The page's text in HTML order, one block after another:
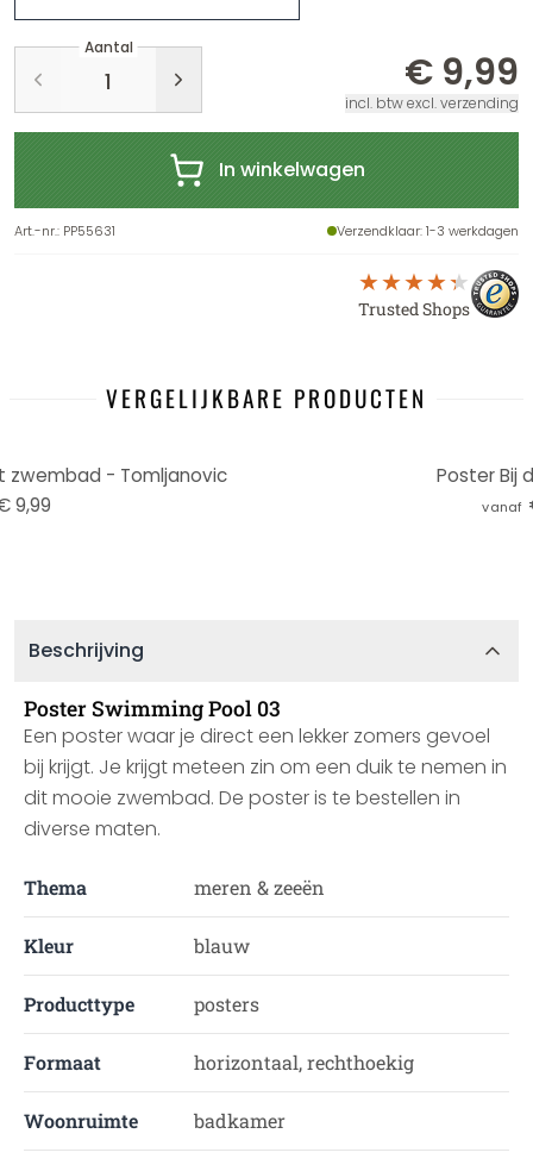
Aantal
€ 9,99
incl. btw excl. verzending
In winkelwagen
Art.-nr.: PP55631 Verzendklaar: 1-3 werkdagen
Trusted Shops
VERGELIJKBARE PRODUCTEN
zwembad - Tomljanovic
9,99
Poster Bij
vanaf
Beschrijving
Poster Swimming Pool 03
Een poster waar je direct een lekker zomers gevoel
bij krijgt. Je krijgt meteen zin om een duik te nemen in
dit mooie zwembad. De poster is te bestellen in
diverse maten.
Thema meren & zeeën
Kleur blauw
Producttype posters
Formaat horizontaal, rechthoekig
Woonruimte badkamer